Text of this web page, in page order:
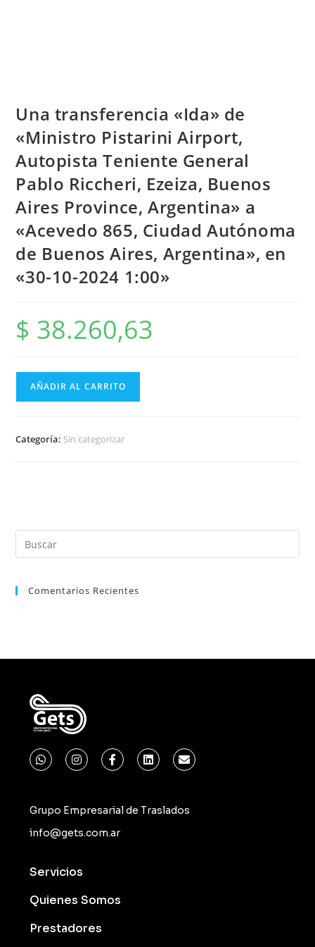
Una transferencia «Ida» de
«Ministro Pistarini Airport,
Autopista Teniente General
Pablo Riccheri, Ezeiza, Buenos
Aires Province, Argentina» a
«Acevedo 865, Ciudad Autónoma
de Buenos Aires, Argentina», en
«30-10-2024 1:00»
$ 38.260,63
AÑADIR AL CARRITO
Categoría: Sin categorizar
Comentarios Recientes
Grupo Empresarial de Traslados
info@gets.com.ar
Servicios
Quienes Somos
Prestadores